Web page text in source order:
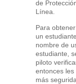
de
Línea.
Para
un
nombre de
estudiante,
piloto
entonces
más